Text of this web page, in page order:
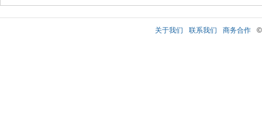
关于我们 联系我们 商务合作